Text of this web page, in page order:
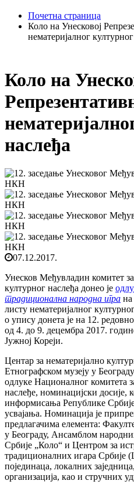
Почетна страница
Коло на Унесковој
нематеријалног
Коло на
наслеђа
07.12.2017.
Унесков Међувладин комитет
културног наслеђа донео је
традиционална народна игра на
листу нематеријалног
о упису донета је на 12.
од 4. до 9. децембра 2017.
Јужној Кореји.
Центар за нематеријално
Етнографском музеју у
одлуке Националног комитета
наслеђе, номинацијски досије,
информисања Републике
усвајања. Номинација је
предлагачима елемента:
у Београду, Ансамблом
Србије „Коло“ и Центром за
традиционалних игара
појединаца, локалних
организација, као и стручних